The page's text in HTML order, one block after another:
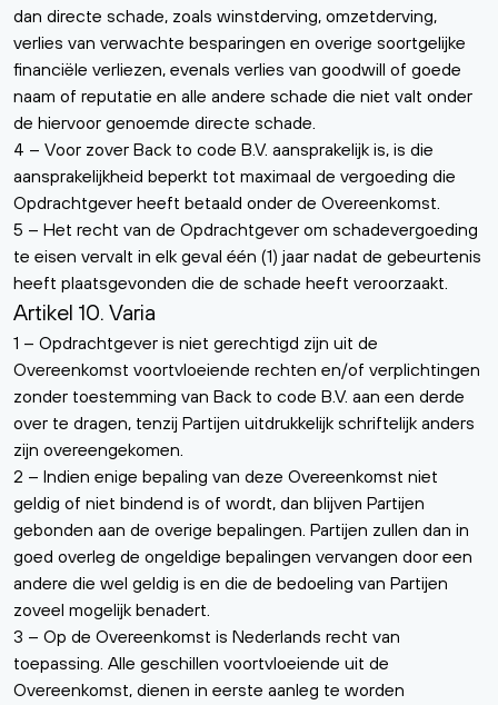
dan directe schade, zoals winstderving, omzetderving,
verlies van verwachte besparingen en overige soortgelijke
financiële verliezen, evenals verlies van goodwill of goede
naam of reputatie en alle andere schade die niet valt onder
de hiervoor genoemde directe schade.
4 – Voor zover Back to code B.V. aansprakelijk is, is die
aansprakelijkheid beperkt tot maximaal de vergoeding die
Opdrachtgever heeft betaald onder de Overeenkomst.
5 – Het recht van de Opdrachtgever om schadevergoeding
te eisen vervalt in elk geval één (1) jaar nadat de gebeurtenis
heeft plaatsgevonden die de schade heeft veroorzaakt.
Artikel 10. Varia
1 – Opdrachtgever is niet gerechtigd zijn uit de
Overeenkomst voortvloeiende rechten en/of verplichtingen
zonder toestemming van Back to code B.V. aan een derde
over te dragen, tenzij Partijen uitdrukkelijk schriftelijk anders
zijn overeengekomen.
2 – Indien enige bepaling van deze Overeenkomst niet
geldig of niet bindend is of wordt, dan blijven Partijen
gebonden aan de overige bepalingen. Partijen zullen dan in
goed overleg de ongeldige bepalingen vervangen door een
andere die wel geldig is en die de bedoeling van Partijen
zoveel mogelijk benadert.
3 – Op de Overeenkomst is Nederlands recht van
toepassing. Alle geschillen voortvloeiende uit de
Overeenkomst, dienen in eerste aanleg te worden